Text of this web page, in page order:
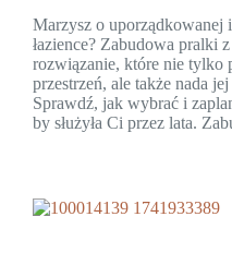
Marzysz o uporządkowanej
łazience? Zabudowa pralki
rozwiązanie, które nie tylko
przestrzeń, ale także nada
Sprawdź, jak wybrać i
by służyła Ci przez lata.